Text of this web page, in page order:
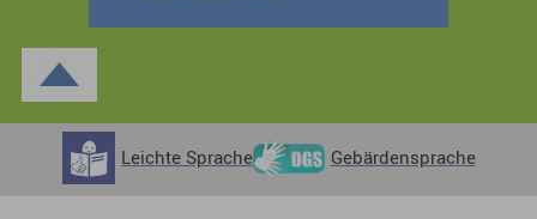
Leichte Sprache Gebärdensprache